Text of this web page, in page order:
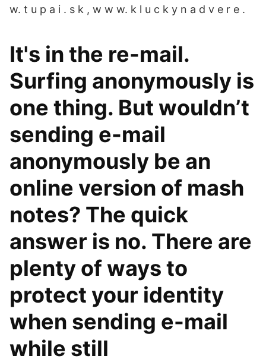
w. t u p a i . s k , w w w. k l u c k y n a d v e r e .
It's in the re-mail.
Surfing anonymously is
one thing. But wouldn’t
sending e-mail
anonymously be an
online version of mash
notes? The quick
answer is no. There are
plenty of ways to
protect your identity
when sending e-mail
while still